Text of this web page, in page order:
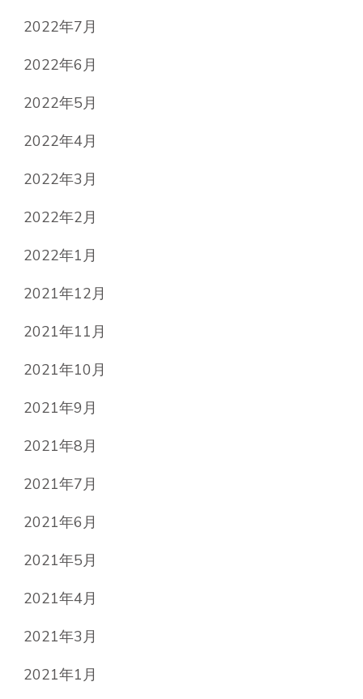
2022年7月
2022年6月
2022年5月
2022年4月
2022年3月
2022年2月
2022年1月
2021年12月
2021年11月
2021年10月
2021年9月
2021年8月
2021年7月
2021年6月
2021年5月
2021年4月
2021年3月
2021年1月